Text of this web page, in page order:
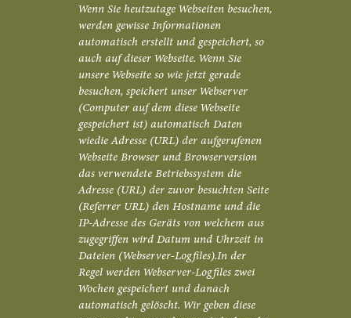
Wenn Sie heutzutage Webseiten besuchen,
werden gewisse Informationen
automatisch erstellt und gespeichert, so
auch auf dieser Webseite. Wenn Sie
unsere Webseite so wie jetzt gerade
besuchen, speichert unser Webserver
(Computer auf dem diese Webseite
gespeichert ist) automatisch Daten
wiedie Adresse (URL) der aufgerufenen
Webseite Browser und Browserversion
das verwendete Betriebssystem die
Adresse (URL) der zuvor besuchten Seite
(Referrer URL) den Hostname und die
IP-Adresse des Geräts von welchem aus
zugegriffen wird Datum und Uhrzeit in
Dateien (Webserver-Logfiles).In der
Regel werden Webserver-Logfiles zwei
Wochen gespeichert und danach
automatisch gelöscht. Wir geben diese